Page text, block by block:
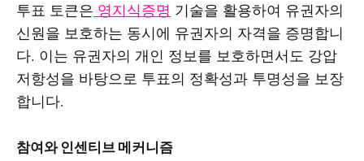
투표 토큰은 영지식증명 기술을 활용하여 유권자의
신원을 보호하는 동시에 유권자의 자격을 증명합니
다. 이는 유권자의 개인 정보를 보호하면서도 강압
저항성을 바탕으로 투표의 정확성과 투명성을 보장
합니다.
참여와 인센티브 메커니즘